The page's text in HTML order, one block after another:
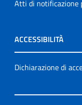
Atti di notificazione
ACCESSIBILITÀ
Dichiarazione di